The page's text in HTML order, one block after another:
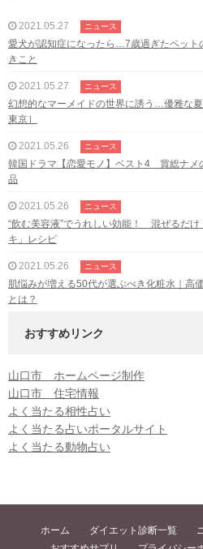
2021.05.27 ニュース
愛犬が認知症になったら…7歳過ぎたペット
きこと
2021.05.27 ニュース
幻想的なマーメイドの世界に誘う…優雅な
東京］
2021.05.26 ニュース
韓国ドラマ【恋愛モノ】ベスト4 賞総ナメ
品
2021.05.26 ニュース
“飲む美容液”でうれしい効能！ 混ぜるだ
キ」レシピ
2021.05.26 ニュース
肌悩みが増える50代が選ぶべき化粧水｜高
とは？
おすすめリンク
山口市 ホームページ制作
山口市 住宅情報
よく当たる相性占い
よく当たる占いポータルサイト
よく当たる動物占い
ホーム ダイエット診断一覧